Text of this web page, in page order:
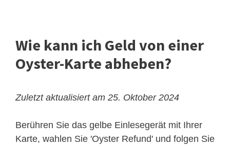
Wie kann ich Geld von einer
Oyster-Karte abheben?
Zuletzt aktualisiert am 25. Oktober 2024
Berühren Sie das gelbe Einlesegerät mit Ihrer
Karte, wahlen Sie 'Oyster Refund' und folgen Sie